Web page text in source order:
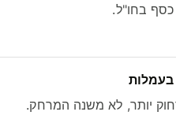
בחו"ל.
יותר, לא משנה המרחק.